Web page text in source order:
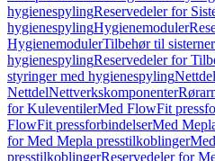
hygienespylingReservedeler for
hygienespylingHygienemoduler
HygienemodulerTilbehør til
hygienespylingReservedeler for
styringer med hygienespylingNettdel
NettdelNettverkskomponenter
for KuleventilerMed FlowFit
FlowFit pressforbindelserMed
for Med Mepla presstilkoblinger
presstilkoblingerReservedeler for